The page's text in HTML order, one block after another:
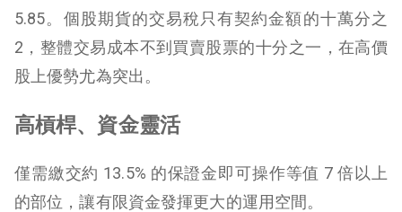
5.85。個股期貨的交易稅只有契約金額的十萬分之
2，整體交易成本不到買賣股票的十分之一，在高價
股上優勢尤為突出。
高槓桿、資金靈活
僅需繳交約 13.5% 的保證金即可操作等值 7 倍以上
的部位，讓有限資金發揮更大的運用空間。